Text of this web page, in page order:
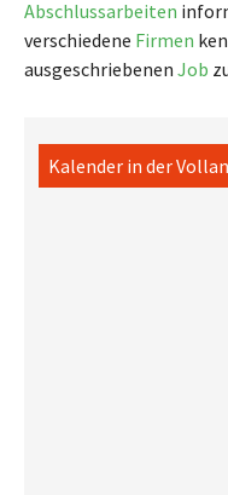
Abschlussarbeiten
verschiedene Firmen
ausgeschriebenen Job
Kalender in der